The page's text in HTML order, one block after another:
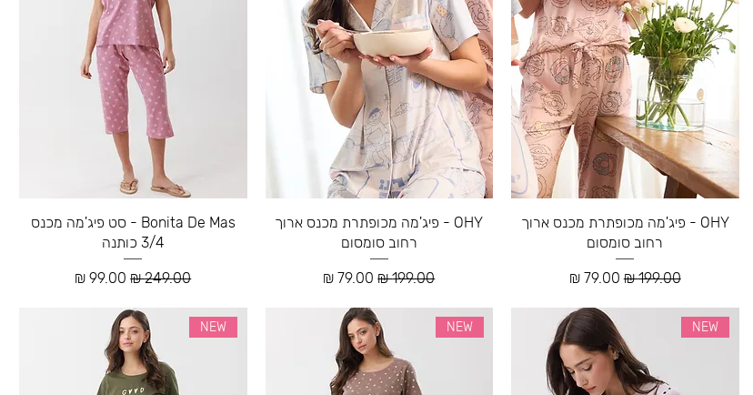
OHY - פיג'מה מכופתרת מכנס ארוך
רחוב סומסום
מחיר רגיל‏199.00 ‏₪ מחיר מבצע
OHY - פיג'מה מכופתרת מכנס ארוך
רחוב סומסום
מחיר רגיל‏199.00 ‏₪ מחיר מבצע
Bonita De Mas - סט פיג'מה מכנס
3/4 כותנה
מחיר רגיל‏249.00 ‏₪ מחיר מבצע
NEW
NEW
NEW